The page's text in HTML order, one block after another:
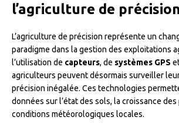
l’agriculture de précision
L’agriculture de précision représente un
paradigme dans la gestion des exploitations
l’utilisation de capteurs, de systèmes GPS
agriculteurs peuvent désormais surveiller
précision inégalée. Ces technologies
données sur l’état des sols, la croissance
conditions météorologiques locales.